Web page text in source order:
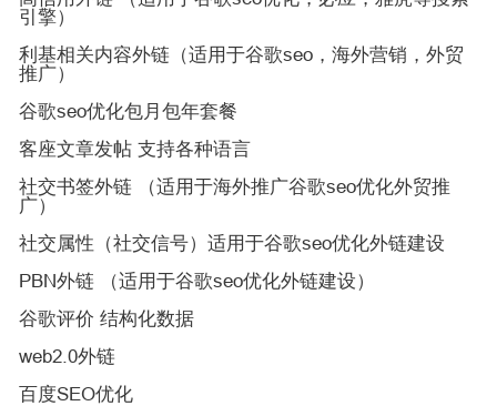
引擎）
利基相关内容外链（适用于谷歌seo，海外营销，外贸
推广）
谷歌seo优化包月包年套餐
客座文章发帖 支持各种语言
社交书签外链 （适用于海外推广谷歌seo优化外贸推
广）
社交属性（社交信号）适用于谷歌seo优化外链建设
PBN外链 （适用于谷歌seo优化外链建设）
谷歌评价 结构化数据
web2.0外链
百度SEO优化